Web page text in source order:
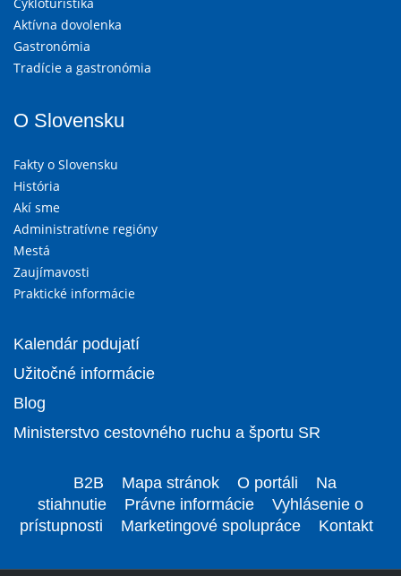
Aktívna dovolenka
Gastronómia
Tradície a gastronómia
O Slovensku
Fakty o Slovensku
História
Akí sme
Administratívne regióny
Mestá
Zaujímavosti
Praktické informácie
Kalendár podujatí
Užitočné informácie
Blog
Ministerstvo cestovného ruchu a športu SR
B2B Mapa stránok O portáli
Na
stiahnutie
Právne informácie
Vyhlásenie o
prístupnosti
Marketingové spolupráce Kontakt